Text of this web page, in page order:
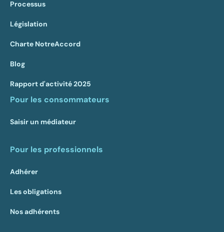
Processus
Législation
Charte NotreAccord
Blog
Rapport d'activité 2025
Pour les consommateurs
Saisir un médiateur
Pour les professionnels
Adhérer
Les obligations
Nos adhérents